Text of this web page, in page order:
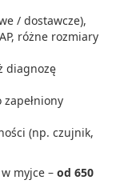
/ dostawcze),
różne rozmiary
diagnozę
(np. czujnik,
myjce – od 650